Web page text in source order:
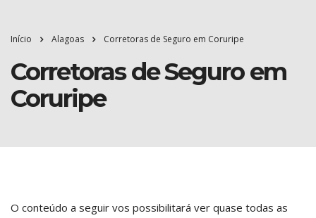
Início Alagoas Corretoras de Seguro em Coruripe
Corretoras de Seguro em
Coruripe
O conteúdo a seguir vos possibilitará ver quase todas as